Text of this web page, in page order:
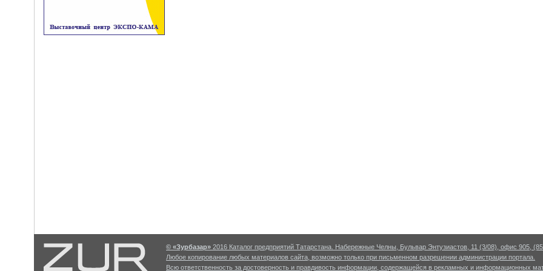
© «Зурбазар» 2016 Каталог предприятий Татарстана. Набережные Челны, Бульвар Энтузиастов, 11 (3/08), офис 905,
Любое копирование любых материалов сайта, возможно только при письменном разрешении администрации портала.
Всю ответственность за достоверность и правдивость информации, содержащейся в рекламных и информационных